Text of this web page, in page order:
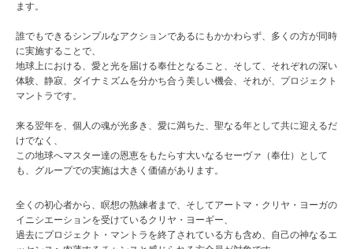
ます。
誰でもできるシンプルなアクションであるにもかかわらず、多くの方が同時
に実施することで、
地球上における、愛と光を届ける奉仕となること、そして、それぞれの深い
体験、静寂、ダイナミズムを分かち合う美しい機会、それが、プロジェクト
マントラです。
来る翌年を、個人の魂が光多き、愛に満ちた、聖なる年として共に迎えるだ
けでなく、
この地球へマスター達の恩恵をもたらす大いなるセーヴァ（奉仕）として
も、グループでの実施は大きく価値があります。
全くの初心者から、瞑想の熟練者まで、そしてアートマ・クリヤ・ヨーガの
イニシエーションを受けているクリヤ・ヨーギー、
過去にプロジェクト・マントラを終了されている方も含め、自己の神なるエ